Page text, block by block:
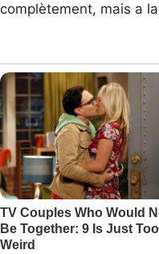
complètement, mais a